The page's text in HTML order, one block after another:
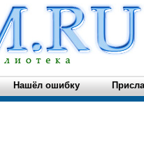
Нашёл ошибку